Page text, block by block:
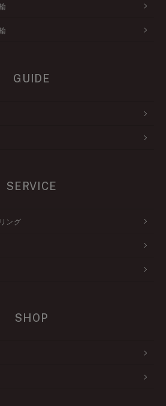
GUIDE
SERVICE
ング
SHOP